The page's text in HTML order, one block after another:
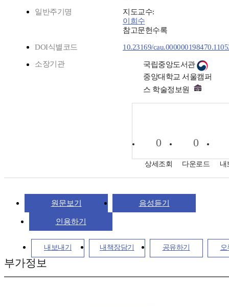
일반주기명
지도교수:
이희수
참고문헌수록
DOI식별코드 10.23169/
소장기관
국립중앙도서관
중앙대학교 서울캠퍼
스 학술정보원
0
상세조회
0
다운로드 내
원문보기 음성듣기
인용하기
내보내기 내책장담기 공유하기
부가정보